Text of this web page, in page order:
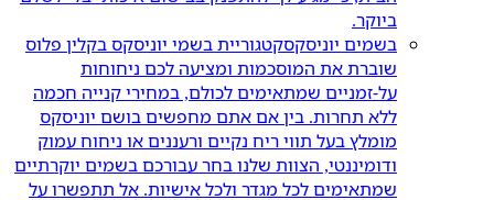
ביוקר.
בשמים יוניסקסקטגוריית בשמי יוניסקס בקלין פלוס
שוברת את המוסכמות ומציעה לכם ניחוחות
על-זמניים שמתאימים לכולם, במחירי קנייה חכמה
ללא תחרות. בין אם אתם מחפשים בושם יוניסקס
מומלץ בעל תווי ריח נקיים ורעננים או ניחוח עמוק
ודומיננטי, הצוות שלנו בחר עבורכם בשמים יוקרתיים
שמתאימים לכל מגדר ולכל אישיות. אל תתפשרו על